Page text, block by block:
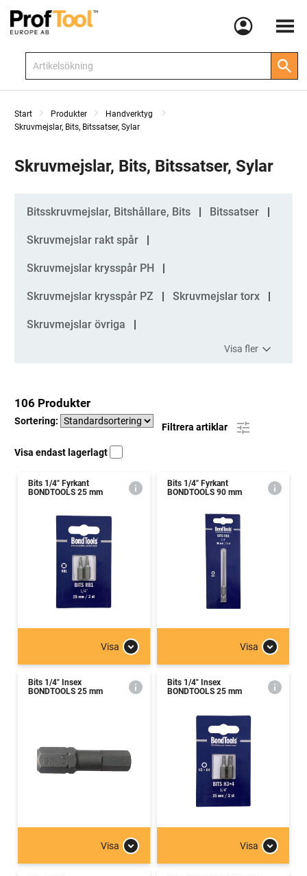
Meny
Start Produkter
Handverktyg
Skruvmejslar, Bits, Bitssatser, Sylar
Skruvmejslar, Bits, Bitssatser, Sylar
Kategorier
Bitsskruvmejslar, Bitshållare, Bits Bitssatser
Skruvmejslar rakt spår
Skruvmejslar krysspår PH
Skruvmejslar krysspår PZ Skruvmejslar torx
Skruvmejslar övriga
Visa fler
106 Produkter
Sortering:
Filtrera artiklar
Visa endast lagerlagt
Bits 1/4" Fyrkant
BONDTOOLS 25 mm
Visa
Bits 1/4" Fyrkant
BONDTOOLS 90 mm
Visa
Bits 1/4" Insex
BONDTOOLS 25 mm
Visa
Bits 1/4" Insex
BONDTOOLS 25 mm
Visa